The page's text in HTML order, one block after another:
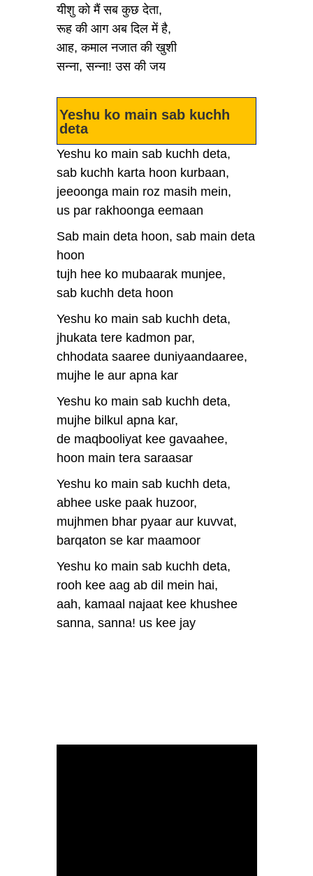
यीशु को मैं सब कुछ देता,
रूह की आग अब दिल में है,
आह, कमाल नजात की खुशी
सन्ना, सन्ना! उस की जय
Yeshu ko main sab kuchh
deta
Yeshu ko main sab kuchh deta,
sab kuchh karta hoon kurbaan,
jeeoonga main roz masih mein,
us par rakhoonga eemaan
Sab main deta hoon, sab main deta
hoon
tujh hee ko mubaarak munjee,
sab kuchh deta hoon
Yeshu ko main sab kuchh deta,
jhukata tere kadmon par,
chhodata saaree duniyaandaaree,
mujhe le aur apna kar
Yeshu ko main sab kuchh deta,
mujhe bilkul apna kar,
de maqbooliyat kee gavaahee,
hoon main tera saraasar
Yeshu ko main sab kuchh deta,
abhee uske paak huzoor,
mujhmen bhar pyaar aur kuvvat,
barqaton se kar maamoor
Yeshu ko main sab kuchh deta,
rooh kee aag ab dil mein hai,
aah, kamaal najaat kee khushee
sanna, sanna! us kee jay